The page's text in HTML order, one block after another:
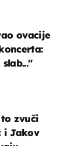
ovacije
zvuči
i Jakov